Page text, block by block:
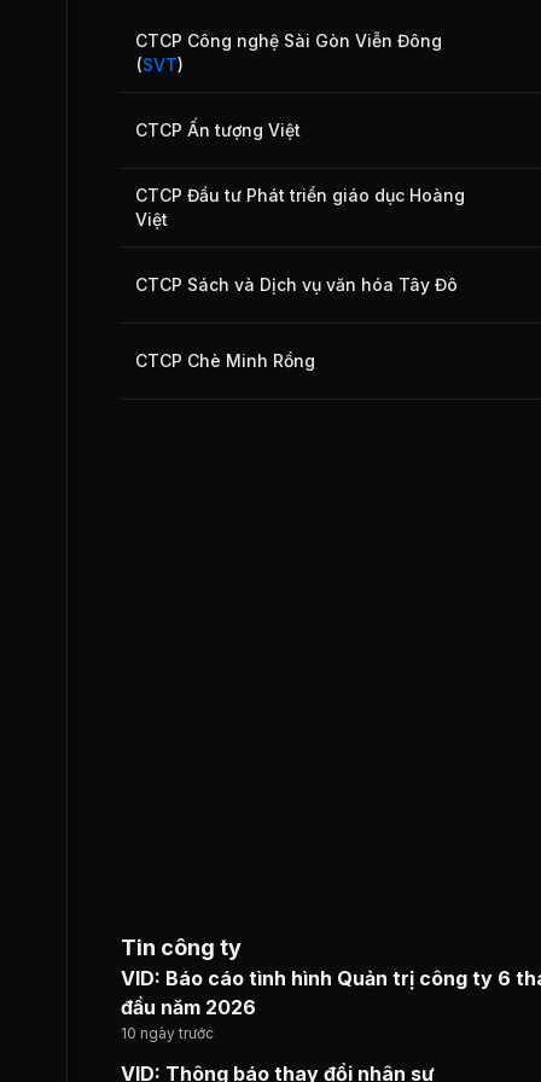
hiện vẫn duy trì thuế suất nhập khẩu 7% với hầu
lệ thuộc nhiều vào tình hình và chính sách của Trung
CTCP Công nghệ Sài Gòn Viễn Đông
(SVT)
CTCP Ấn tượng Việt
CTCP Đầu tư Phát triển giáo dục Hoàng
Việt
CTCP Sách và Dịch vụ văn hóa Tây Đô
CTCP Chè Minh Rồng
Tin công ty
VID: Báo cáo tình hình Quản trị công ty 6
đầu năm 2026
10 ngày trước
VID: Thông báo thay đổi nhân sự